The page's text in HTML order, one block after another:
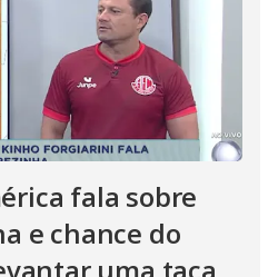
fala sobre
e chance do